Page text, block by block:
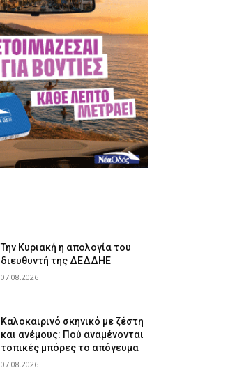
Την Κυριακή η απολογία του
διευθυντή της ΔΕΔΔΗΕ
07.08.2026
Καλοκαιρινό σκηνικό με ζέστη
και ανέμους: Πού αναμένονται
τοπικές μπόρες το απόγευμα
07.08.2026